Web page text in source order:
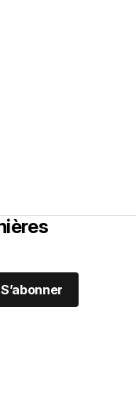
S’abonner
S’abonner